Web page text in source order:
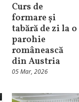
Curs de
formare și
tabără de zi la o
parohie
românească
din Austria
05 Mar, 2026